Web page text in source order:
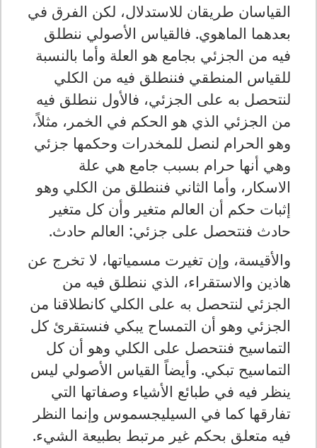
القياسان طريقان للاستدلال، لكن الفرق في
بعدهما الماهوي. فالقياس الأصولي ننطلق
فيه من الجزئي بجامع هو العلة وأما بالنسبة
للقياس المنطقي فننطلق فيه من الكلي
لنتحصل به على الجزئي، فالأول ننطلق فيه
من الجزئي الذي هو الحكم في الخمر، مثلاً،
وهو الحرام لنصل للمخدرات وحكمها جزئي
وهي أنها حرام بسبب جامع هي علة
الاسكار، وأما الثاني فننطلق من الكلي وهو
إثبات حكم أن العالم متغير وأن كل متغير
حادث فنتحصل على جزئي: العالم حادث.
والأقيسة، وإن تغيرت مسمياتها، لا تخرج عن
هاذين والاستقراء، الذي ننطلق فيه من
الجزئي لنتحصل به على الكلي كانطلاقنا من
الجزئي وهو أن التمساح يبكي فنستقرئ كل
التماسيح فنتحصل على الكلي وهو أن كل
التماسيح تبكي. وأيضاً القياس الأصولي ليس
ينظر فيه في طبائع الأشياء وصفاتها التي
تفارقها كما في السيليجسموس وإنما النظر
فيه متعلق بحكم غير مرتبط بطبيعة الشيء.